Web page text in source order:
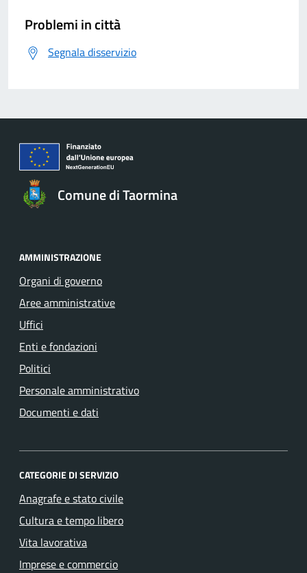
Problemi in città
Segnala disservizio
Comune di Taormina
AMMINISTRAZIONE
Organi di governo
Aree amministrative
Uffici
Enti e fondazioni
Politici
Personale amministrativo
Documenti e dati
CATEGORIE DI SERVIZIO
Anagrafe e stato civile
Cultura e tempo libero
Vita lavorativa
Imprese e commercio